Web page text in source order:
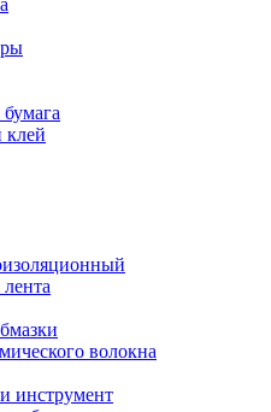
волокна
инструмент